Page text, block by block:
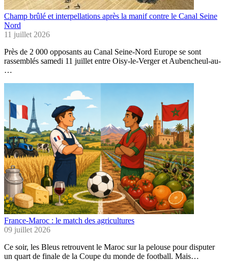
Champ brûlé et interpellations après la manif contre le Canal Seine
Nord
11 juillet 2026
Près de 2 000 opposants au Canal Seine-Nord Europe se sont
rassemblés samedi 11 juillet entre Oisy-le-Verger et Aubencheul-au-
…
France-Maroc : le match des agricultures
09 juillet 2026
Ce soir, les Bleus retrouvent le Maroc sur la pelouse pour disputer
un quart de finale de la Coupe du monde de football. Mais…